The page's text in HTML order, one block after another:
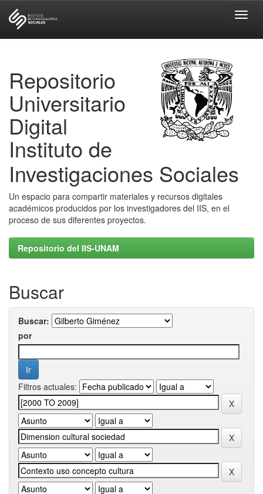
Repositorio
Universitario
Digital
Instituto de
Investigaciones Sociales
Un espacio para compartir materiales y recursos digitales
académicos producidos por los investigadores del IIS, en el
proceso de sus diferentes proyectos.
Repositorio del IIS-UNAM
Buscar
Buscar:
por
Filtros actuales: